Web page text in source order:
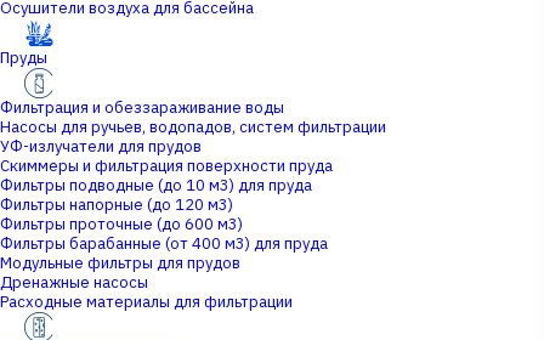
Осушители воздуха для бассейна
Пруды
Фильтрация и обеззараживание воды
Насосы для ручьев, водопадов, систем фильтрации
УФ-излучатели для прудов
Скиммеры и фильтрация поверхности пруда
Фильтры подводные (до 10 м3) для пруда
Фильтры напорные (до 120 м3)
Фильтры проточные (до 600 м3)
Фильтры барабанные (от 400 м3) для пруда
Модульные фильтры для прудов
Дренажные насосы
Расходные материалы для фильтрации